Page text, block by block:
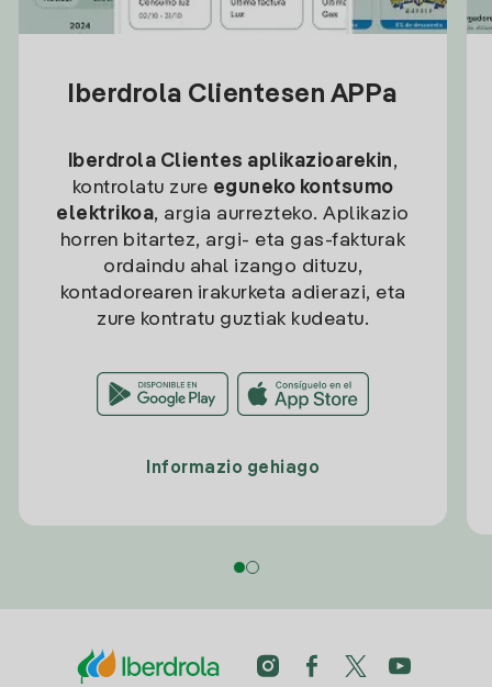
Iberdrola Clientesen APPa
Iberdrola Clientes aplikazioarekin,
kontrolatu zure eguneko kontsumo
elektrikoa, argia aurrezteko. Aplikazio
horren bitartez, argi- eta gas-fakturak
ordaindu ahal izango dituzu,
kontadorearen irakurketa adierazi, eta
zure kontratu guztiak kudeatu.
Informazio gehiago